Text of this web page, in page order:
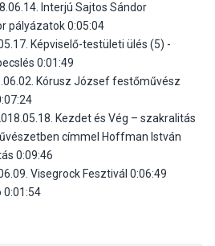
Interjú Sajtos Sándor
pályázatok 0:05:04
Képviselő-testületi ülés (5) -
0:01:49
Kórusz József festőművész
Kezdet és Vég – szakralitás
címmel Hoffman István
0:09:46
Visegrock Fesztivál 0:06:49
0:01:54